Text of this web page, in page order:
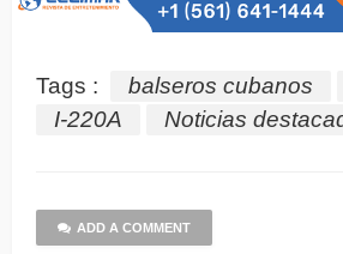
Tags : balseros cubanos
I-220A
Noticias
ADD A COMMENT